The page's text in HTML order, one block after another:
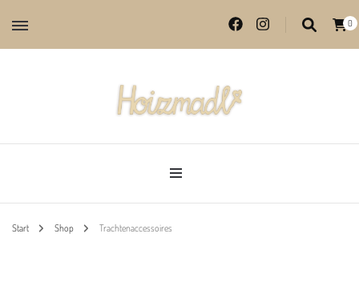
0
Hoizmadl
Start Shop Trachtenaccessoires